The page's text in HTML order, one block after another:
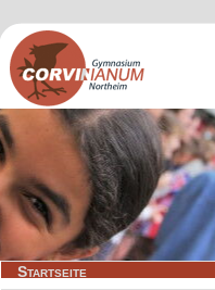
Navigation
überspringen
Startseite